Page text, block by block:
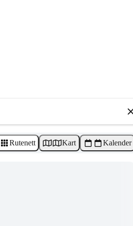
Rutenett Kart Kalender